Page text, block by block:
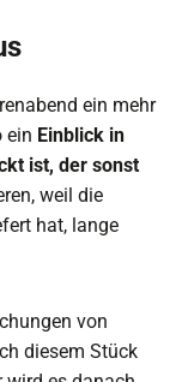
ein mehr
ein Einblick in
ist, der sonst
weil die
hat, lange
von
diesem Stück